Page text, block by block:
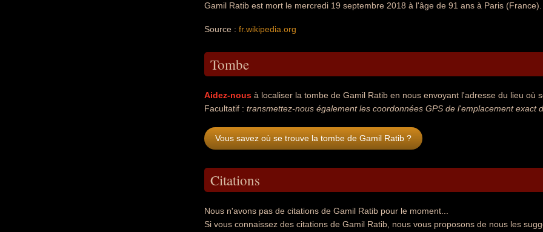
Gamil Ratib est mort le mercredi 19 septembre 2018 à l'âge de 91 ans à Paris (France).
Source : fr.wikipedia.org
Tombe
Aidez-nous à localiser la tombe de Gamil Ratib en nous envoyant l'adresse du lieu où
Facultatif : transmettez-nous également les coordonnées GPS de l'emplacement exact
Vous savez où se trouve la tombe de Gamil Ratib ?
Citations
Nous n'avons pas de citations de Gamil Ratib pour le moment...
Si vous connaissez des citations de Gamil Ratib, nous vous proposons de nous les